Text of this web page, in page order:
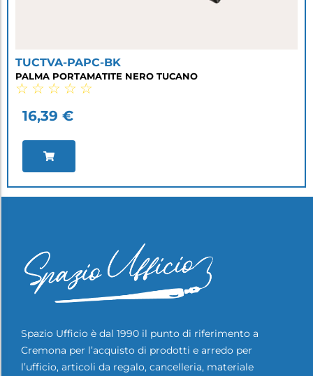
TUCTVA-PAPC-BK
PALMA PORTAMATITE NERO TUCANO
☆ ☆ ☆ ☆ ☆
16,39 €
Spazio Ufficio è dal 1990 il punto di riferimento a
Cremona per l’acquisto di prodotti e arredo per
l’ufficio, articoli da regalo, cancelleria, materiale